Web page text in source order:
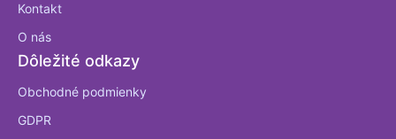
Kontakt
O nás
Dôležité odkazy
Obchodné podmienky
GDPR